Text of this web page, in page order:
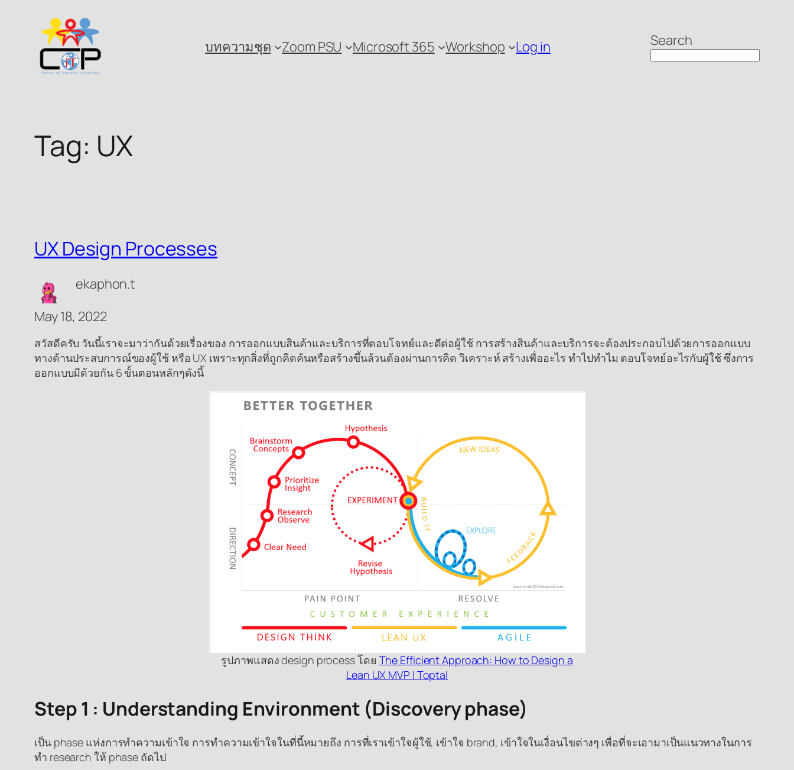
content
บทความชุด Zoom PSU Microsoft 365 Workshop Log in Search
Tag: UX
UX Design Processes
ekaphon.t
May 18, 2022
สวัสดีครับ วันนี้เราจะมาว่ากันด้วยเรื่องของ การออกแบบสินค้าและบริการที่ตอบโจทย์และดีต่อผู้ใช้ การสร้างสินค้าและบริการจะต้องประกอบไปด้วยการออกแบบ
ทางด้านประสบการณ์ของผู้ใช้ หรือ UX เพราะทุกสิ่งที่ถูกคิดค้นหรือสร้างขึ้นล้วนต้องผ่านการคิด วิเคราะห์ สร้างเพื่ออะไร ทำไปทำไม ตอบโจทย์อะไรกับผู้ใช้ ซึ่งการ
ออกแบบมีด้วยกัน 6 ขั้นตอนหลักๆดังนี้
รูปภาพแสดง design process โดย The Efficient Approach: How to Design a
Lean UX MVP | Toptal
Step 1 : Understanding Environment (Discovery phase)
เป็น phase แห่งการทำความเข้าใจ การทำความเข้าใจในที่นี้หมายถึง การที่เราเข้าใจผู้ใช้, เข้าใจ brand, เข้าใจในเงื่อนไขต่างๆ เพื่อที่จะเอามาเป็นแนวทางในการ
ทำ research ให้ phase ถัดไป